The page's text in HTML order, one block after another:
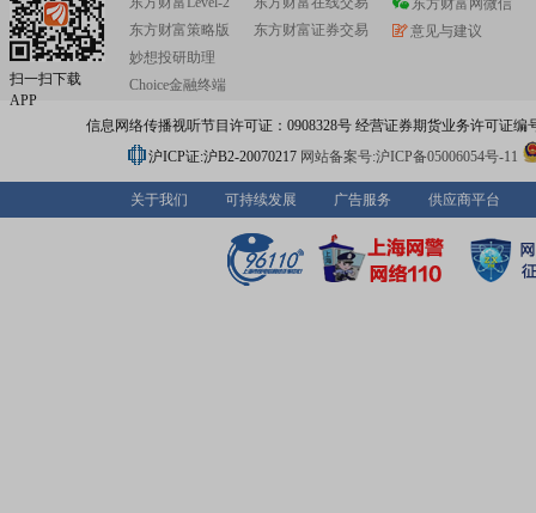
扫一扫下载
APP
东方财富策略版
妙想投研助理
Choice金融终端
东方财富证券交易
东方财富网微信
意见与建议
信息网络传播视听节目许可证：0908328号 经营证券期货业务许可证编
沪ICP证:沪B2-20070217 网站备案号:沪ICP备05006054号-11
关于我们 可持续发展 广告服务 供应商平台